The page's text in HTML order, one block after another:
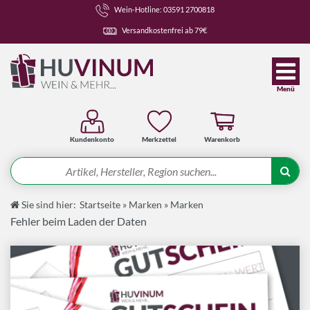
Wein-Hotline: 03591 2700818
Versandkostenfrei ab 79€
Kundenkonto Merkzettel Warenkorb
Menü
Angebote
Wein-Pakete
Spirituosen-Pakete
Weine
Spirituosen
Sie sind hier: Startseite » Marken » Marken
Fehler beim Laden der Daten